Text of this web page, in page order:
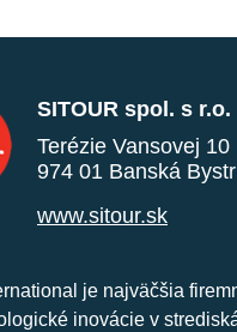
SITOUR spol. s r.o.
Terézie Vansovej 10
974 01 Banská
www.sitour.sk
je najväčšia
inovácie v